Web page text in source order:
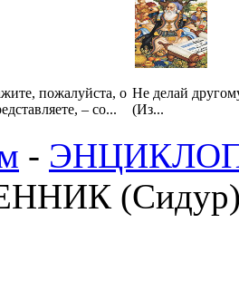
пожалуйста, о
– со...
Не делай
(Из...
-